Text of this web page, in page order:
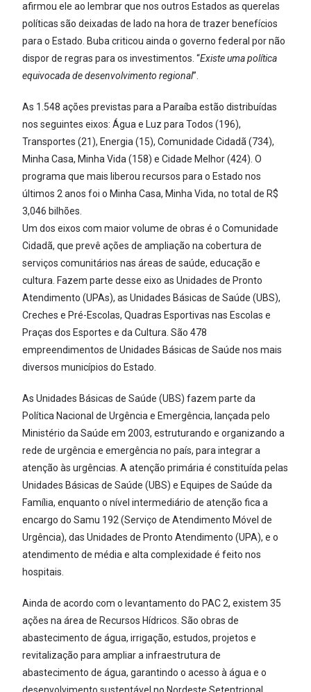
afirmou ele ao lembrar que nos outros Estados as querelas
políticas são deixadas de lado na hora de trazer benefícios
para o Estado. Buba criticou ainda o governo federal por não
dispor de regras para os investimentos. “Existe uma política
equivocada de desenvolvimento regional”.
As 1.548 ações previstas para a Paraíba estão distribuídas
nos seguintes eixos: Água e Luz para Todos (196),
Transportes (21), Energia (15), Comunidade Cidadã (734),
Minha Casa, Minha Vida (158) e Cidade Melhor (424). O
programa que mais liberou recursos para o Estado nos
últimos 2 anos foi o Minha Casa, Minha Vida, no total de R$
3,046 bilhões.
Um dos eixos com maior volume de obras é o Comunidade
Cidadã, que prevê ações de ampliação na cobertura de
serviços comunitários nas áreas de saúde, educação e
cultura. Fazem parte desse eixo as Unidades de Pronto
Atendimento (UPAs), as Unidades Básicas de Saúde (UBS),
Creches e Pré-Escolas, Quadras Esportivas nas Escolas e
Praças dos Esportes e da Cultura. São 478
empreendimentos de Unidades Básicas de Saúde nos mais
diversos municípios do Estado.
As Unidades Básicas de Saúde (UBS) fazem parte da
Política Nacional de Urgência e Emergência, lançada pelo
Ministério da Saúde em 2003, estruturando e organizando a
rede de urgência e emergência no país, para integrar a
atenção às urgências. A atenção primária é constituída pelas
Unidades Básicas de Saúde (UBS) e Equipes de Saúde da
Família, enquanto o nível intermediário de atenção fica a
encargo do Samu 192 (Serviço de Atendimento Móvel de
Urgência), das Unidades de Pronto Atendimento (UPA), e o
atendimento de média e alta complexidade é feito nos
hospitais.
Ainda de acordo com o levantamento do PAC 2, existem 35
ações na área de Recursos Hídricos. São obras de
abastecimento de água, irrigação, estudos, projetos e
revitalização para ampliar a infraestrutura de
abastecimento de água, garantindo o acesso à água e o